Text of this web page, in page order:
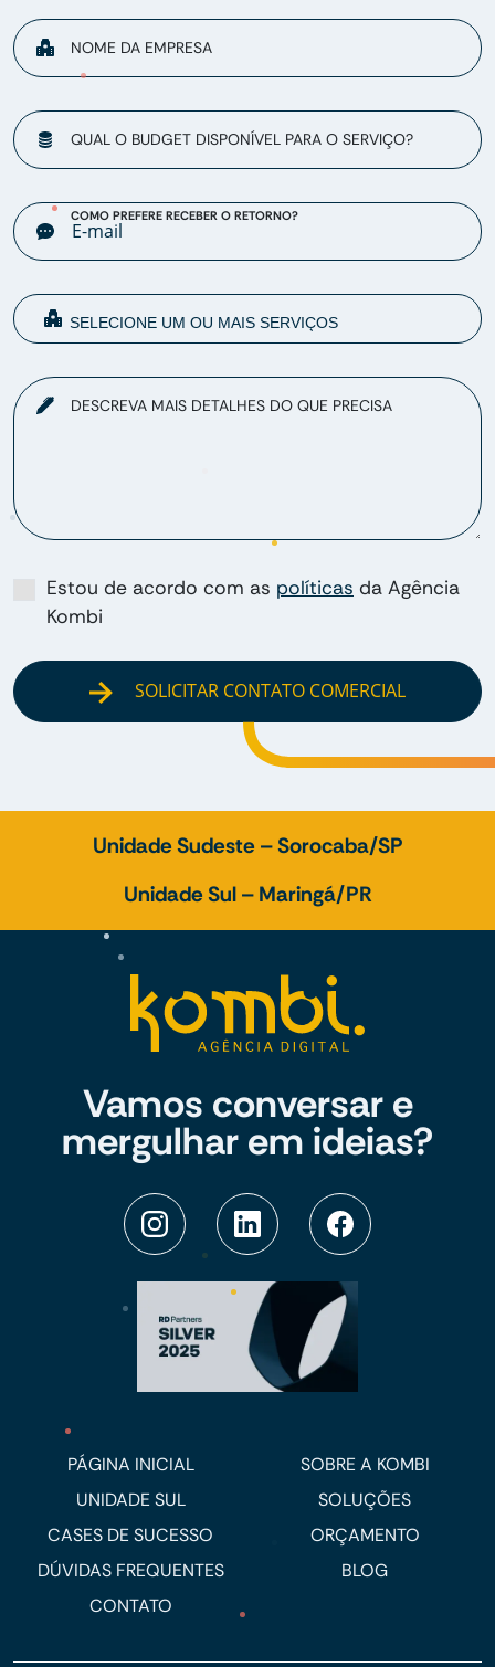
NOME DA EMPRESA
QUAL O BUDGET DISPONÍVEL PARA O SERVIÇO?
COMO PREFERE RECEBER O RETORNO?
DESCREVA MAIS DETALHES DO QUE PRECISA
Estou de acordo com as políticas da Agência
Kombi
SOLICITAR CONTATO COMERCIAL
Unidade Sudeste – Sorocaba/SP
Unidade Sul – Maringá/PR
Vamos conversar e
mergulhar em ideias?
PÁGINA INICIAL
SOBRE A KOMBI
UNIDADE SUL
SOLUÇÕES
CASES DE SUCESSO
ORÇAMENTO
DÚVIDAS FREQUENTES
BLOG
CONTATO